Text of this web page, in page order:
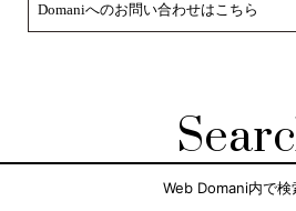
Domaniへのお問い合わせはこちら
Web Domani内で検